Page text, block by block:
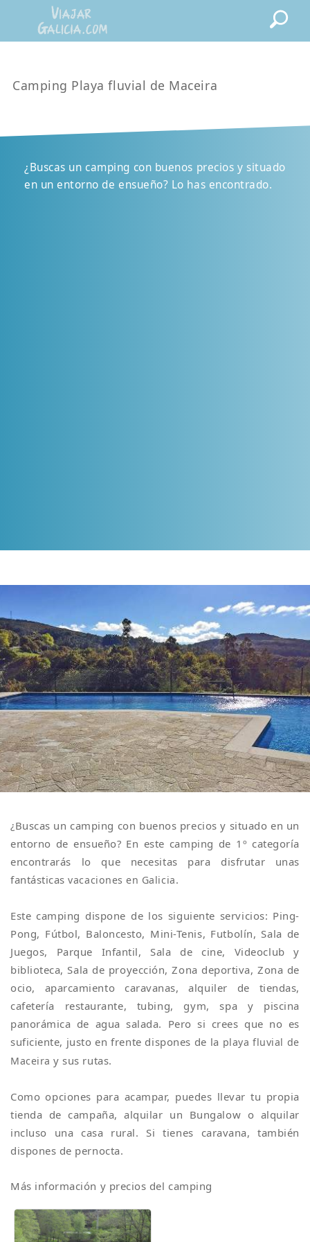
Camping Playa fluvial de Maceira
¿Buscas un camping con buenos precios y situado
en un entorno de ensueño? Lo has encontrado.
¿Buscas un camping con buenos precios y situado en un
entorno de ensueño? En este camping de 1º categoría
encontrarás lo que necesitas para disfrutar unas
fantásticasvacaciones en Galicia.
Este camping dispone de los siguiente servicios: Ping-
Pong, Fútbol, Baloncesto, Mini-Tenis, Futbolín, Sala de
Juegos, Parque Infantil, Sala de cine, Videoclub y
biblioteca, Sala de proyección, Zona deportiva, Zona de
ocio, aparcamiento caravanas, alquiler de tiendas,
cafetería restaurante, tubing, gym, spa y piscina
panorámica de agua salada. Pero si crees que no es
suficiente, justo en frente dispones de la playa fluvial de
Maceira y sus rutas.
Como opciones para acampar, puedes llevar tu propia
tienda de campaña, alquilar un Bungalow o alquilar
incluso una casa rural. Si tienes caravana, también
dispones de pernocta.
Más información y precios del camping